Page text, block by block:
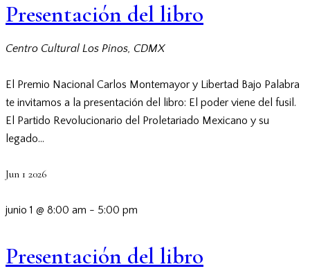
Presentación del libro
Centro Cultural Los Pinos, CDMX
El Premio Nacional Carlos Montemayor y Libertad Bajo Palabra
te invitamos a la presentación del libro: El poder viene del fusil.
El Partido Revolucionario del Proletariado Mexicano y su
legado…
Jun 1 2026
junio 1 @ 8:00 am - 5:00 pm
Presentación del libro